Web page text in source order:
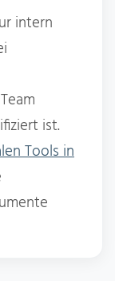
intern
ist.
Tools in